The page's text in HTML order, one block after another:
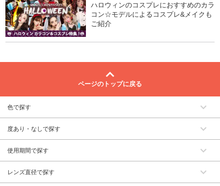
ハロウィンのコスプレにおすすめのカラ
コン☆モデルによるコスプレ&メイクも
ご紹介
ページのトップに戻る
色で探す
度あり・なしで探す
使用期間で探す
レンズ直径で探す